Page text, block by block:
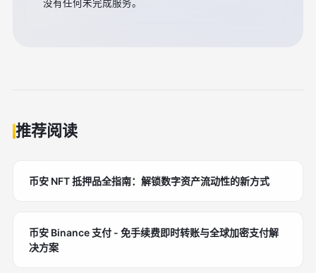
没有任何未完成服务。
推荐阅读
币安 NFT 抵押品全指南：解锁数字资产流动性的新方式
币安 Binance 支付 - 免手续费即时转账与全球加密支付解
决方案